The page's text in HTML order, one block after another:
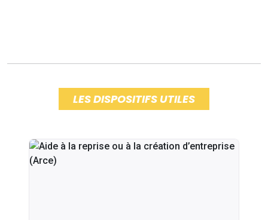
LES DISPOSITIFS UTILES